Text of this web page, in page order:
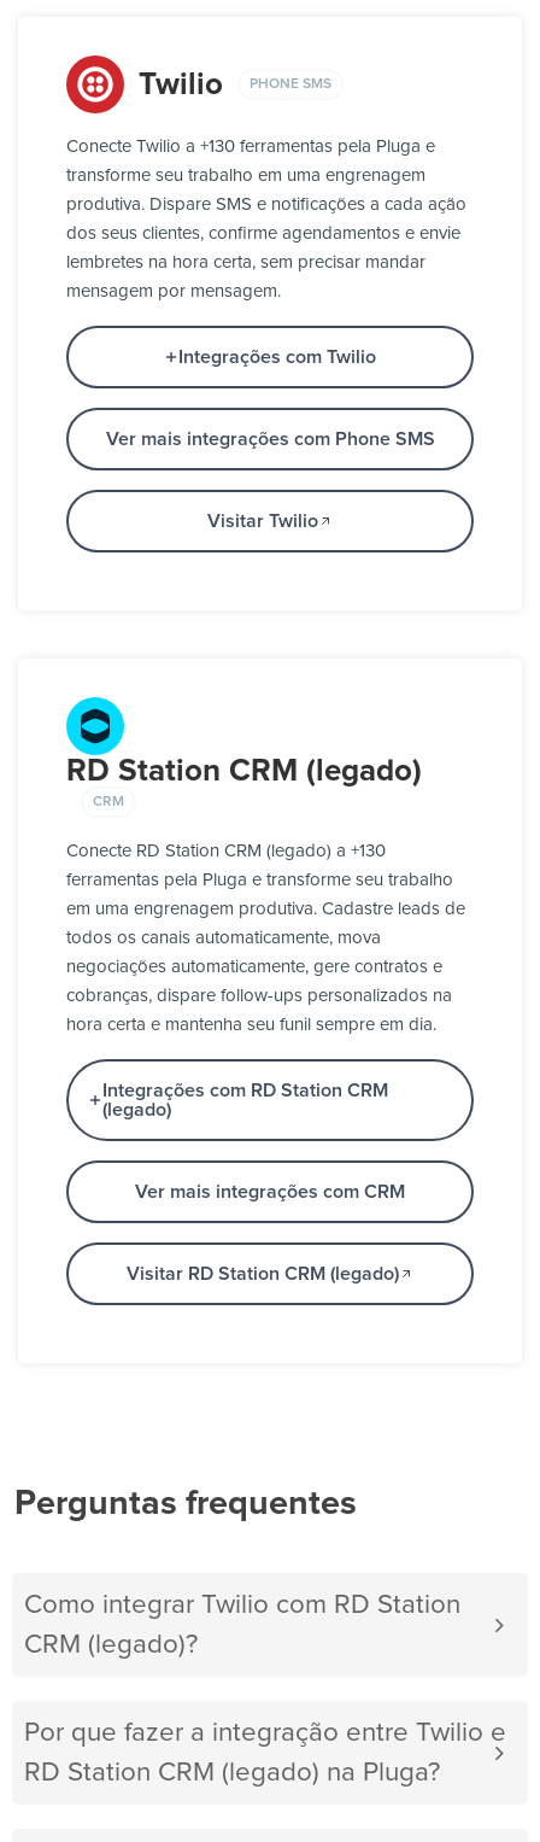
Twilio PHONE SMS
Conecte Twilio a +130 ferramentas pela Pluga e
transforme seu trabalho em uma engrenagem
produtiva. Dispare SMS e notificações a cada ação
dos seus clientes, confirme agendamentos e envie
lembretes na hora certa, sem precisar mandar
mensagem por mensagem.
Integrações com Twilio
Ver mais integrações com Phone SMS
Visitar Twilio
RD Station CRM (legado)
CRM
Conecte RD Station CRM (legado) a +130
ferramentas pela Pluga e transforme seu trabalho
em uma engrenagem produtiva. Cadastre leads de
todos os canais automaticamente, mova
negociações automaticamente, gere contratos e
cobranças, dispare follow-ups personalizados na
hora certa e mantenha seu funil sempre em dia.
Integrações com RD Station CRM
(legado)
Ver mais integrações com CRM
Visitar RD Station CRM (legado)
Perguntas frequentes
Como integrar Twilio com RD Station
CRM (legado)?
Por que fazer a integração entre Twilio e
RD Station CRM (legado) na Pluga?